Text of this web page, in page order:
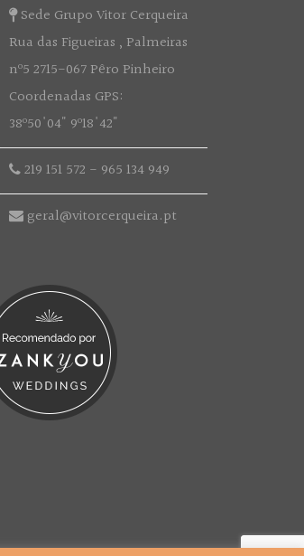
Sede Grupo Vitor Cerqueira
Rua das Figueiras , Palmeiras
nº5 2715-067 Pêro Pinheiro
Coordenadas GPS:
38º50'04" 9º18'42"
219 151 572 - 965 134 949
geral@vitorcerqueira.pt